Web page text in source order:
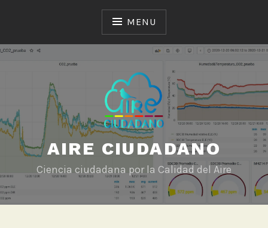
MENU
AIRE CIUDADANO
Ciencia ciudadana por la Calidad del Aire